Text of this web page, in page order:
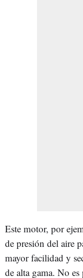
Este motor, por
de presión del aire
mayor facilidad y
de alta gama. No